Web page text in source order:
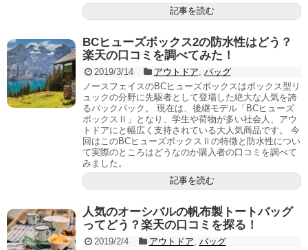
記事を読む
BCヒューズボックス2の防水性はどう？
楽天の口コミを調べてみた！
2019/3/14 アウトドア, バッグ
ノースフェイスのBCヒューズボックスはボックス型リ
ュックの分野に先駆者として登場した絶大な人気を誇
るバックパック。 現在は、後継モデル「BCヒューズ
ボックスⅡ」となり、学生や荷物が多い社会人、アウ
トドアにと幅広く支持されている大人気商品です。 今
回はこのBCヒューズボックスⅡの特徴と防水性につい
て実際のところはどうなのか購入者の口コミを調べて
みました。
記事を読む
人気のオーシバルの帆布製トートバッグ
ってどう？楽天の口コミを探る！
2019/2/4 アウトドア, バッグ